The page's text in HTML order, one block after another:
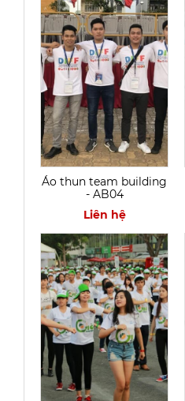
Áo thun team building
- AB04
Liên hệ